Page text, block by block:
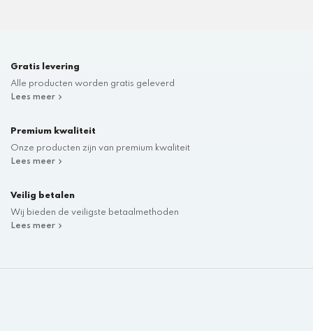
Gratis levering
Alle producten worden gratis geleverd
Lees meer
Premium kwaliteit
Onze producten zijn van premium kwaliteit
Lees meer
Veilig betalen
Wij bieden de veiligste betaalmethoden
Lees meer